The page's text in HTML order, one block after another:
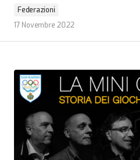
Federazioni
17 Novembre 2022